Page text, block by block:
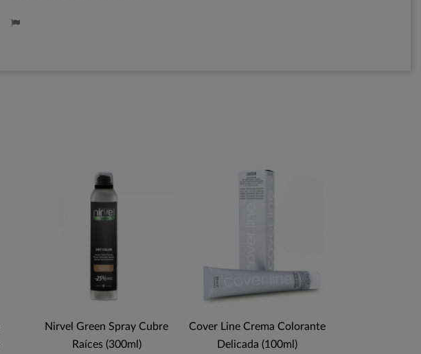
Nirvel Green Spray Cubre
Raíces (300ml)
Cover Line Crema Colorante
Delicada (100ml)